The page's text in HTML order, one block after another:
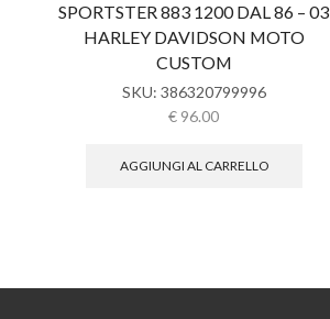
SPORTSTER 883 1200 DAL 86 – 03
HARLEY DAVIDSON MOTO
CUSTOM
SKU: 386320799996
€ 96.00
AGGIUNGI AL CARRELLO